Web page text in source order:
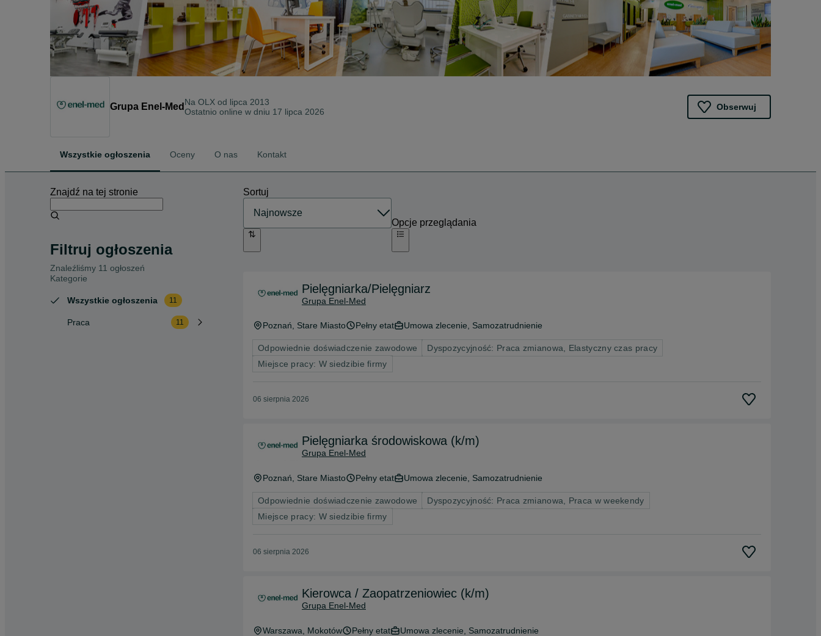
Grupa Enel-Med Na OLX od lipca 2013
Ostatnio online w dniu 17 lipca 2026
Obserwuj
Wszystkie ogłoszenia Oceny O nas Kontakt
Znajdź na tej stronie
Filtruj ogłoszenia
Znaleźliśmy 11 ogłoszeń
Kategorie
Wszystkie ogłoszenia 11
Praca 11
Sortuj
Opcje przeglądania
Pielęgniarka/Pielęgniarz
Grupa Enel-Med
Poznań, Stare Miasto Pełny etat Umowa zlecenie, Samozatrudnienie
Odpowiednie doświadczenie zawodowe
Dyspozycyjność: Praca zmianowa, Elastyczny czas pracy
Miejsce pracy: W siedzibie firmy
06 sierpnia 2026
Pielęgniarka środowiskowa (k/m)
Grupa Enel-Med
Poznań , Stare Miasto Pełny etat Umowa zlecenie, Samozatrudnienie
Odpowiednie doświadczenie zawodowe
Dyspozycyjność: Praca zmianowa, Praca w weekendy
Miejsce pracy: W siedzibie firmy
06 sierpnia 2026
Kierowca / Zaopatrzeniowiec (k/m)
Grupa Enel-Med
Warszawa , Mokotów Pełny etat Umowa zlecenie, Samozatrudnienie